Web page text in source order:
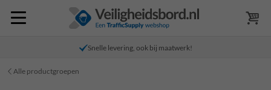
Snelle levering, ook bij maatwerk!
Alle productgroepen